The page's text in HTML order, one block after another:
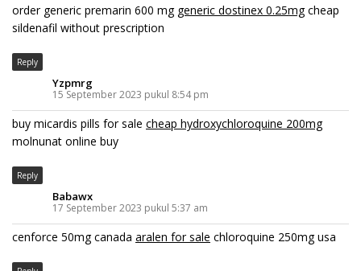
order generic premarin 600 mg generic dostinex 0.25mgcheap
sildenafil without prescription
Reply
Yzpmrg
15 September 2023 pukul 8:54 pm
buy micardis pills for sale cheap hydroxychloroquine 200mg
molnunat online buy
Reply
Babawx
17 September 2023 pukul 5:37 am
cenforce 50mg canada aralen for sale chloroquine 250mg usa